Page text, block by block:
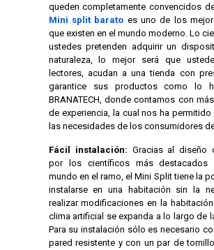
queden completamente convencidos
Mini split barato es uno de los
que existen en el mundo moderno. Lo
ustedes pretenden adquirir un
naturaleza, lo mejor será que
lectores, acudan a una tienda con
garantice sus productos como lo
BRANATECH, donde contamos con
de experiencia, la cual nos ha
las necesidades de los consumidores
Fácil instalación: Gracias al diseño
por los científicos más
mundo en el ramo, el Mini Split tiene la
instalarse en una habitación sin la
realizar modificaciones en la
clima artificial se expanda a lo largo de
Para su instalación sólo es necesario
pared resistente y con un par de